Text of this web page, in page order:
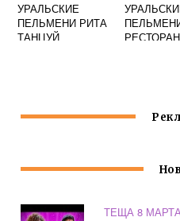
УРАЛЬСКИЕ
ПЕЛЬМЕНИ РИТА
ТАНЦУЙ
ТЕЩА 8